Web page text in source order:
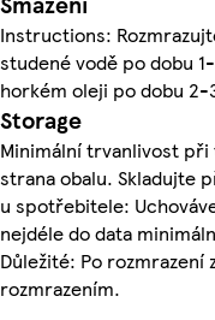
Instructions:
studené vodě po dobu
horkém oleji po dobu
Storage
Minimální trvanlivost při
strana obalu. Skladujte
u spotřebitele:
nejdéle do data
Důležité: Po
rozmrazením.